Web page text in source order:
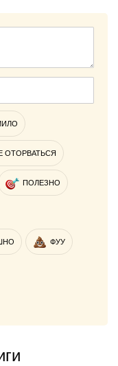
ОТОРВАТЬСЯ
ПОЛЕЗНО
ФУУ